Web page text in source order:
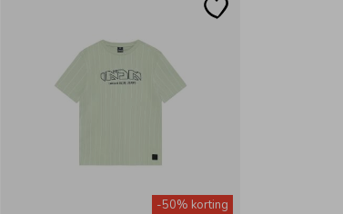
-50% korting